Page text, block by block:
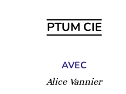
PTUM CIE
AVEC
Alice Vannier